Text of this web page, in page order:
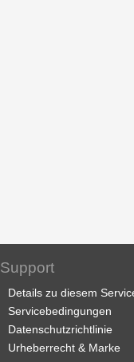
Support
Details zu diesem
Servicebedingungen
Datenschutzrichtlinie
Urheberrecht & Marke